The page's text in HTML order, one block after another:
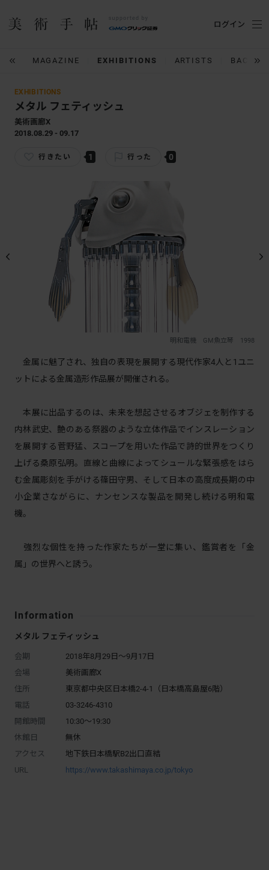
MAGAZINE EXHIBITIONS ARTISTS BACK
ログイン
EXHIBITIONS
メタル フェティッシュ
美術画廊X
2018.08.29 - 09.17
行きたい 1 行った 0
明和電機 GM魚立琴 1998
金属に魅了され、独自の表現を展開する現代作家4人と1ユニ
ットによる金属造形作品展が開催される。
本展に出品するのは、未来を想起させるオブジェを制作する
内林武史、艶のある祭器のような立体作品でインスレーション
を展開する菅野猛、スコープを用いた作品で詩的世界をつくり
上げる桑原弘明。直線と曲線によってシュールな緊張感をはら
む金属彫刻を手がける篠田守男、そして日本の高度成長期の中
小企業さながらに、ナンセンスな製品を開発し続ける明和電
機。
強烈な個性を持った作家たちが一堂に集い、鑑賞者を「金
属」の世界へと誘う。
Information
メタル フェティッシュ
会期
2018年8月29日～9月17日
会場
美術画廊X
住所
東京都中央区日本橋2-4-1（日本橋高島屋6階）
電話
03-3246-4310
開館時間
10:30～19:30
休館日
無休
アクセス
地下鉄日本橋駅B2出口直結
URL
https://www.takashimaya.co.jp/tokyo